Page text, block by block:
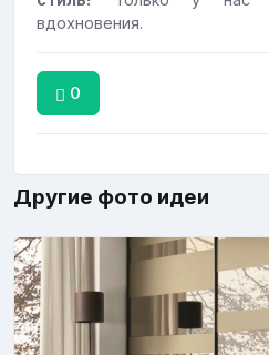
вдохновения.
0
Другие фото идеи